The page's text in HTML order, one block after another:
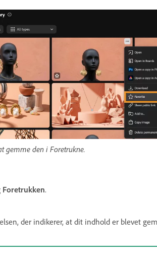
gemme den i Foretrukne.
Foretrukken.
der indikerer, at dit indhold er blevet